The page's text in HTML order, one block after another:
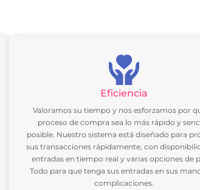
Eficiencia
Valoramos su tiempo y nos esforzamos por
proceso de compra sea lo más rápido y
posible. Nuestro sistema está diseñado para
sus transacciones rápidamente, con
entradas en tiempo real y varias opciones de
Todo para que tenga sus entradas en sus
complicaciones.